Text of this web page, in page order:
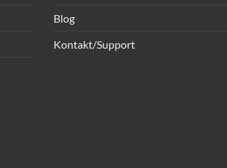
Blog
Kontakt/Support